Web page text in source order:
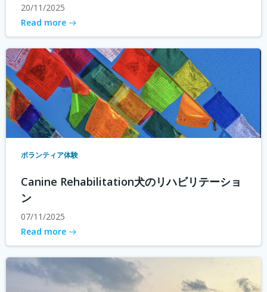
20/11/2025
Read more
ボランティア体験
Canine Rehabilitation犬のリハビリテーショ
ン
07/11/2025
Read more